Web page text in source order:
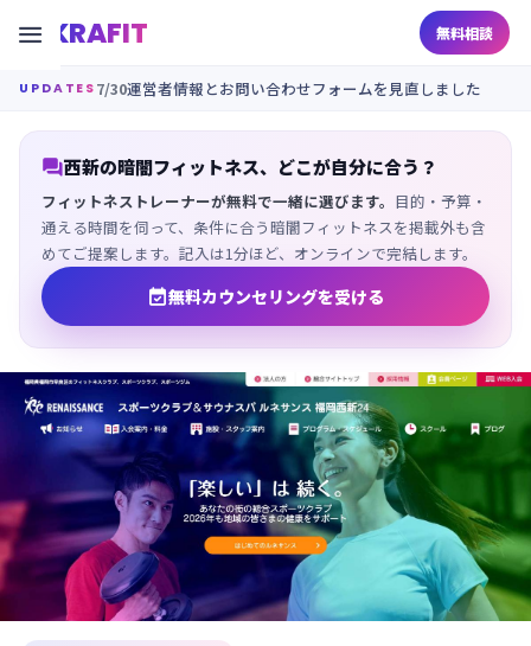
KRAFIT 無料相談

UPDATES 7/30運営者情報とお問い合わせフォームを見直しました
西新の暗闇フィットネス、どこが自分に合う？
フィットネストレーナーが無料で一緒に選びます。 目的・予算・
通える時間を伺って、条件に合う暗闇フィットネスを掲載外も含
めてご提案します。記入は1分ほど、オンラインで完結します。
無料カウンセリングを受ける